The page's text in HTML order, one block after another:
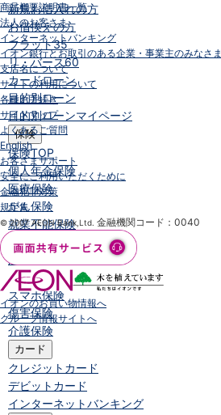
新規お借入れの方
お借換えの方
フラット35
リ・バース60
カードローン
目的別ローン
目的別ローンマイページ
保険
保険TOP
個人年金保険
医療保険
がん保険
就業不能保険
認知症保険
海外旅行保険
国内旅行傷害保険
スマホ保険
傷害保険
介護保険
カード
クレジットカード
デビットカード
インターネットバンキング
商品概要説明書一覧
法人のお客さま
インターネットバンキング
イオン銀行とお取引のある企業・事業主のみなさま
支店名について
サイトの利用について
各種お手続き
サイトマップ
よくあるご質問
English
お客さまサポート
安全にご利用いただくために
金融犯罪対策
規定集
© 2007 AEON Bank,Ltd. 金融機関コード：0040
イオンのお買い物情報へ
グループ情報サイトへ